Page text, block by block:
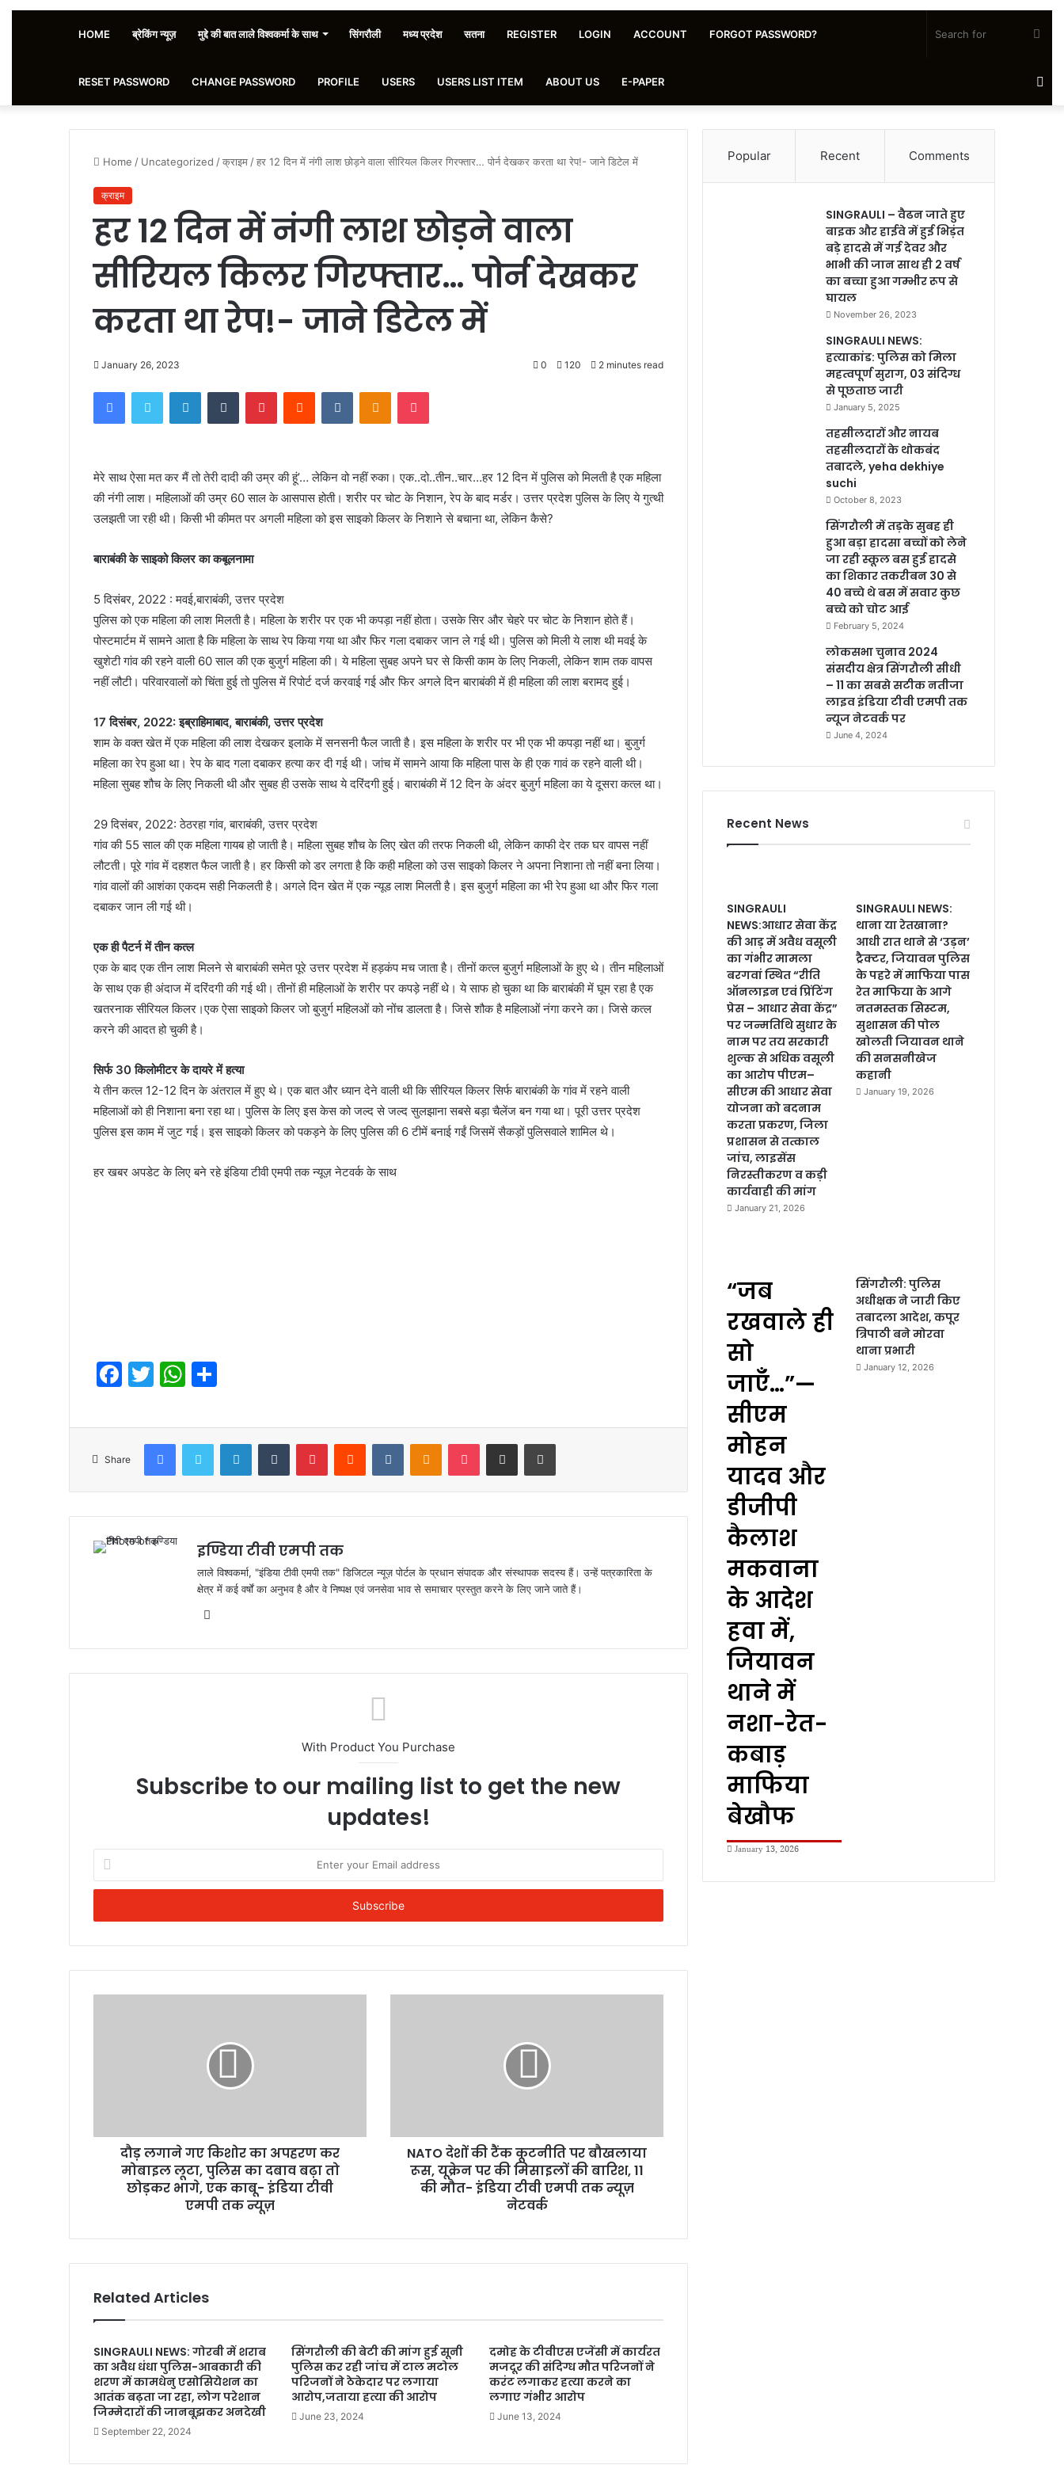
HOME ब्रेकिंग न्यूज़ मुद्दे की बात लाले विश्वकर्मा के साथ सिंगरौली मध्य प्रदेश सतना REGISTER LOGIN ACCOUNT FORGOT PASSWORD?
RESET PASSWORD CHANGE PASSWORD PROFILE USERS USERS LIST ITEM ABOUT US E-PAPER for
Home / Uncategorized /क्राइम /हर 12 दिन में नंगी लाश छोड़ने वाला सीरियल किलर गिरफ्तार… पोर्न देखकर करता था रेप!- जाने डिटेल में
क्राइम
हर 12 दिन में नंगी लाश छोड़ने वाला
सीरियल किलर गिरफ्तार… पोर्न देखकर
करता था रेप!- जाने डिटेल में
January 26, 2023 0 120 2 minutes read
FacebookTwitter LinkedInTumblr PinterestReddit VKontakteOdnoklassniki
Pocket
मेरे साथ ऐसा मत कर मैं तो तेरी दादी की उम्र की हूं’… लेकिन वो नहीं रुका। एक..दो..तीन..चार…हर 12 दिन में पुलिस को मिलती है एक महिला
की नंगी लाश। महिलाओं की उम्र 60 साल के आसपास होती। शरीर पर चोट के निशान, रेप के बाद मर्डर। उत्तर प्रदेश पुलिस के लिए ये गुत्थी
उलझती जा रही थी। किसी भी कीमत पर अगली महिला को इस साइको किलर के निशाने से बचाना था, लेकिन कैसे?
बाराबंकी के साइको किलर का कबूलनामा
5 दिसंबर, 2022 : मवई,बाराबंकी, उत्तर प्रदेश
पुलिस को एक महिला की लाश मिलती है। महिला के शरीर पर एक भी कपड़ा नहीं होता। उसके सिर और चेहरे पर चोट के निशान होते हैं।
पोस्टमार्टम में सामने आता है कि महिला के साथ रेप किया गया था और फिर गला दबाकर जान ले गई थी। पुलिस को मिली ये लाश थी मवई के
खुशेटी गांव की रहने वाली 60 साल की एक बुजुर्ग महिला की। ये महिला सुबह अपने घर से किसी काम के लिए निकली, लेकिन शाम तक वापस
नहीं लौटी। परिवारवालों को चिंता हुई तो पुलिस में रिपोर्ट दर्ज करवाई गई और फिर अगले दिन बाराबंकी में ही महिला की लाश बरामद हुई।
17 दिसंबर, 2022: इब्राहिमाबाद, बाराबंकी, उत्तर प्रदेश
शाम के वक्त खेत में एक महिला की लाश देखकर इलाके में सनसनी फैल जाती है। इस महिला के शरीर पर भी एक भी कपड़ा नहीं था। बुजुर्ग
महिला का रेप हुआ था। रेप के बाद गला दबाकर हत्या कर दी गई थी। जांच में सामने आया कि महिला पास के ही एक गावं क रहने वाली थी।
महिला सुबह शौच के लिए निकली थी और सुबह ही उसके साथ ये दरिंदगी हुई। बाराबंकी में 12 दिन के अंदर बुजुर्ग महिला का ये दूसरा कत्ल था।
29 दिसंबर, 2022: ठेठरहा गांव, बाराबंकी, उत्तर प्रदेश
गांव की 55 साल की एक महिला गायब हो जाती है। महिला सुबह शौच के लिए खेत की तरफ निकली थी, लेकिन काफी देर तक घर वापस नहीं
लौटती। पूरे गांव में दहशत फैल जाती है। हर किसी को डर लगता है कि कही महिला को उस साइको किलर ने अपना निशाना तो नहीं बना लिया।
गांव वालों की आशंका एकदम सही निकलती है। अगले दिन खेत में एक न्यूड लाश मिलती है। इस बुजुर्ग महिला का भी रेप हुआ था और फिर गला
दबाकर जान ली गई थी।
एक ही पैटर्न में तीन कत्ल
एक के बाद एक तीन लाश मिलने से बाराबंकी समेत पूरे उत्तर प्रदेश में हड़कंप मच जाता है। तीनों कत्ल बुजुर्ग महिलाओं के हुए थे। तीन महिलाओं
के साथ एक ही अंदाज में दरिंदगी की गई थी। तीनों ही महिलाओं के शरीर पर कपड़े नहीं थे। ये साफ हो चुका था कि बाराबंकी में घूम रहा है एक
खतरनाक सीरियल किलर।एक ऐसा साइको किलर जो बुजुर्ग महिलओं को नोंच डालता है। जिसे शौक है महिलाओं नंगा करने का। जिसे कत्ल
करने की आदत हो चुकी है।
सिर्फ 30 किलोमीटर के दायरे में हत्या
ये तीन कत्ल 12-12 दिन के अंतराल में हुए थे। एक बात और ध्यान देने वाली थी कि सीरियल किलर सिर्फ बाराबंकी के गांव में रहने वाली
महिलाओं को ही निशाना बना रहा था। पुलिस के लिए इस केस को जल्द से जल्द सुलझाना सबसे बड़ा चैलेंज बन गया था। पूरी उत्तर प्रदेश
पुलिस इस काम में जुट गई। इस साइको किलर को पकड़ने के लिए पुलिस की 6 टीमें बनाई गईं जिसमें सैकड़ों पुलिसवाले शामिल थे।
हर खबर अपडेट के लिए बने रहे इंडिया टीवी एमपी तक न्यूज़ नेटवर्क के साथ
F
c
e
o
o
k
T
itt
er
W
at
s
A
p
p
ar
e
Share
FacebookTwitter LinkedInTumblr PinterestReddit VKontakteOdnoklassniki
Pocket Share via Email Print
इण्डिया टीवी एमपी तक
लाले विश्वकर्मा, "इंडिया टीवी एमपी तक" डिजिटल न्यूज़ पोर्टल के प्रधान संपादक और संस्थापक सदस्य हैं। उन्हें पत्रकारिता के
क्षेत्र में कई वर्षों का अनुभव है और वे निष्पक्ष एवं जनसेवा भाव से समाचार प्रस्तुत करने के लिए जाने जाते हैं।
With Product You Purchase
Subscribe to our mailing list to get the new
updates!
your
Email
दौड़ लगाने गए किशोर का अपहरण कर
मोबाइल लूटा, पुलिस का दबाव बढ़ा तो
छोड़कर भागे, एक काबू- इंडिया टीवी
एमपी तक न्यूज़
NATO देशों की टैंक कूटनीति पर बौखलाया
रूस, यूक्रेन पर की मिसाइलों की बारिश, 11
की मौत- इंडिया टीवी एमपी तक न्यूज़
नेटवर्क
Related Articles
SINGRAULI NEWS: गोरबी में शराब
का अवैध धंधा पुलिस-आबकारी की
शरण में कामधेनु एसोसियेशन का
आतंक बढ़ता जा रहा, लोग परेशान
जिम्मेदारों की जानबूझकर अनदेखी
September 22, 2024
सिंगरौली की बेटी की मांग हुई सूनी
पुलिस कर रही जांच में टाल मटोल
परिजनों ने ठेकेदार पर लगाया
आरोप,जताया हत्या की आरोप
June 23, 2024
दमोह के टीवीएस एजेंसी में कार्यरत
मजदूर की संदिग्ध मौत परिजनों ने
करंट लगाकर हत्या करने का
लगाए गंभीर आरोप
June 13, 2024
Popular Recent Comments
SINGRAULI – वैढन जाते हुए
बाइक और हाईवे में हुई भिड़ंत
बड़े हादसे में गई देवर और
भाभी की जान साथ ही 2 वर्ष
का बच्चा हुआ गम्भीर रूप से
घायल
November 26, 2023
SINGRAULI NEWS:
हत्याकांड: पुलिस को मिला
महत्वपूर्ण सुराग, 03 संदिग्ध
से पूछताछ जारी
January 5, 2025
तहसीलदारों और नायब
तहसीलदारों के थोकबंद
तबादले, yeha dekhiye
suchi
October 8, 2023
सिंगरौली में तड़के सुबह ही
हुआ बड़ा हादसा बच्चों को लेने
जा रही स्कूल बस हुई हादसे
का शिकार तकरीबन 30 से
40 बच्चे थे बस में सवार कुछ
बच्चे को चोट आई
February 5, 2024
लोकसभा चुनाव 2024
संसदीय क्षेत्र सिंगरौली सीधी
– 11 का सबसे सटीक नतीजा
लाइव इंडिया टीवी एमपी तक
न्यूज नेटवर्क पर
June 4, 2024
Recent News
SINGRAULI
NEWS:आधार सेवा केंद्र
की आड़ में अवैध वसूली
का गंभीर मामला
बरगवां स्थित “रीति
ऑनलाइन एवं प्रिंटिंग
प्रेस – आधार सेवा केंद्र”
पर जन्मतिथि सुधार के
नाम पर तय सरकारी
शुल्क से अधिक वसूली
का आरोप पीएम–
सीएम की आधार सेवा
योजना को बदनाम
करता प्रकरण, जिला
प्रशासन से तत्काल
जांच, लाइसेंस
निरस्तीकरण व कड़ी
कार्यवाही की मांग
January 21, 2026
SINGRAULI NEWS:
थाना या रेतखाना?
आधी रात थाने से ‘उड़न’
ट्रैक्टर, जियावन पुलिस
के पहरे में माफिया पास
रेत माफिया के आगे
नतमस्तक सिस्टम,
सुशासन की पोल
खोलती जियावन थाने
की सनसनीखेज
कहानी
January 19, 2026
“जब
रखवाले ही
सो
जाएँ…”—
सीएम
मोहन
यादव और
डीजीपी
कैलाश
मकवाना
के आदेश
हवा में,
जियावन
थाने में
नशा-रेत-
कबाड़
माफिया
बेखौफ
January 13, 2026
सिंगरौली: पुलिस
अधीक्षक ने जारी किए
तबादला आदेश, कपूर
त्रिपाठी बने मोरवा
थाना प्रभारी
January 12, 2026